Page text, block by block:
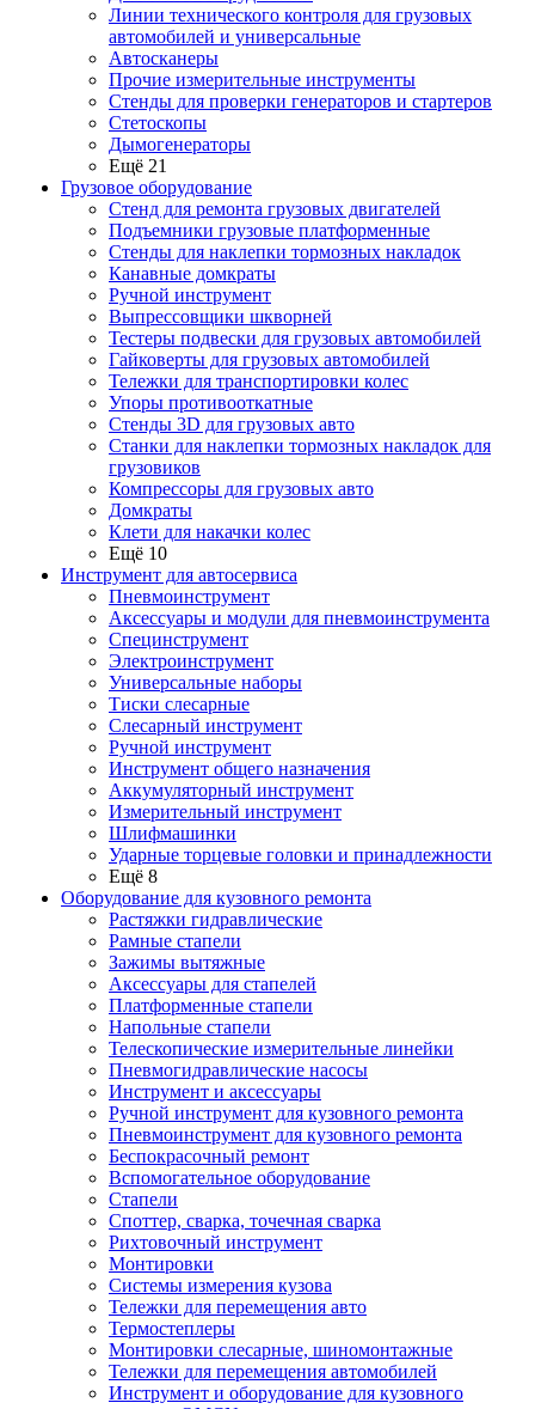
Линии технического контроля для грузовых
автомобилей и универсальные
Автосканеры
Прочие измерительные инструменты
Стенды для проверки генераторов и стартеров
Стетоскопы
Дымогенераторы
Ещё 21
Грузовое оборудование
Стенд для ремонта грузовых двигателей
Подъемники грузовые платформенные
Стенды для наклепки тормозных накладок
Канавные домкраты
Ручной инструмент
Выпрессовщики шкворней
Тестеры подвески для грузовых автомобилей
Гайковерты для грузовых автомобилей
Тележки для транспортировки колес
Упоры противооткатные
Стенды 3D для грузовых авто
Станки для наклепки тормозных накладок для
грузовиков
Компрессоры для грузовых авто
Домкраты
Клети для накачки колес
Ещё 10
Инструмент для автосервиса
Пневмоинструмент
Аксессуары и модули для пневмоинструмента
Специнструмент
Электроинструмент
Универсальные наборы
Тиски слесарные
Слесарный инструмент
Ручной инструмент
Инструмент общего назначения
Аккумуляторный инструмент
Измерительный инструмент
Шлифмашинки
Ударные торцевые головки и принадлежности
Ещё 8
Оборудование для кузовного ремонта
Растяжки гидравлические
Рамные стапели
Зажимы вытяжные
Аксессуары для стапелей
Платформенные стапели
Напольные стапели
Телескопические измерительные линейки
Пневмогидравлические насосы
Инструмент и аксессуары
Ручной инструмент для кузовного ремонта
Пневмоинструмент для кузовного ремонта
Беспокрасочный ремонт
Вспомогательное оборудование
Стапели
Споттер, сварка, точечная сварка
Рихтовочный инструмент
Монтировки
Системы измерения кузова
Тележки для перемещения авто
Термостеплеры
Монтировки слесарные, шиномонтажные
Тележки для перемещения автомобилей
Инструмент и оборудование для кузовного